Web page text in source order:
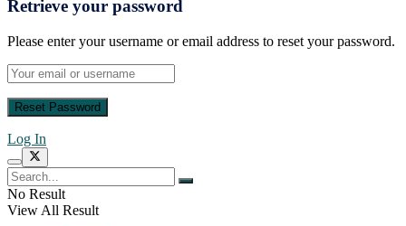
Retrieve your password
Please enter your username or email address to reset your password.
Log In
No Result
View All Result